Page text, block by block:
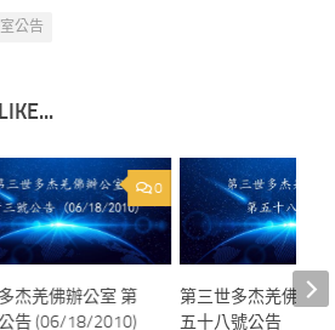
公告
0
杰羌佛辦公室 第
告 (06/18/2010)
第三世多杰羌佛辦
五十八號公告